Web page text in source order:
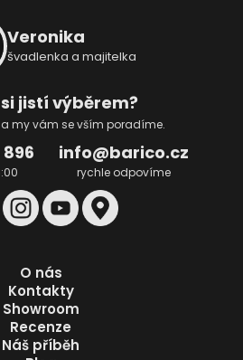
Veronika
švadlenka a majitelka
jistí výběrem?
a my vám se vším poradíme.
896 info@barico.cz
rychle odpovíme
O nás
Kontakty
Showroom
Recenze
Náš příběh